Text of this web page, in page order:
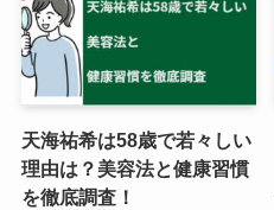
天海祐希は58歳で若々しい
理由は？美容法と健康習慣
を徹底調査！